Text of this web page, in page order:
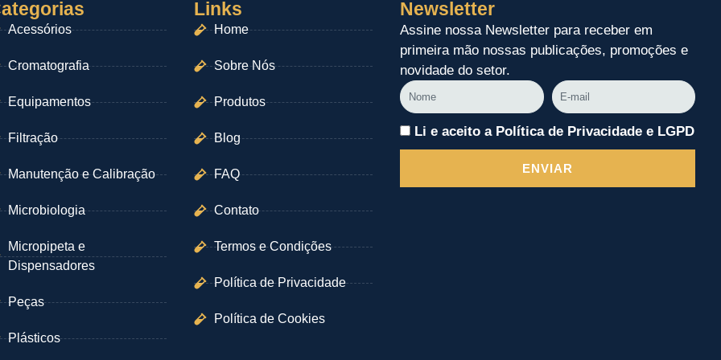
Acessórios
Cromatografia
Equipamentos
Filtração
Manutenção e Calibração
Microbiologia
Micropipeta e
Dispensadores
Peças
Plásticos
Links
Home
Sobre Nós
Produtos
Blog
FAQ
Contato
Termos e Condições
Política de Privacidade
Política de Cookies
Newsletter
Assine nossa Newsletter para receber em
primeira mão nossas publicações, promoções e
novidade do setor.
Nome
E-
mail
Li e aceito a Política de Privacidade e LGPD
ENVIAR